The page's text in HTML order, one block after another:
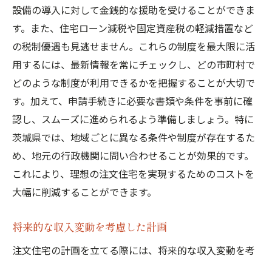
設備の導入に対して金銭的な援助を受けることができま
す。また、住宅ローン減税や固定資産税の軽減措置など
の税制優遇も見逃せません。これらの制度を最大限に活
用するには、最新情報を常にチェックし、どの市町村で
どのような制度が利用できるかを把握することが大切で
す。加えて、申請手続きに必要な書類や条件を事前に確
認し、スムーズに進められるよう準備しましょう。特に
茨城県では、地域ごとに異なる条件や制度が存在するた
め、地元の行政機関に問い合わせることが効果的です。
これにより、理想の注文住宅を実現するためのコストを
大幅に削減することができます。
将来的な収入変動を考慮した計画
注文住宅の計画を立てる際には、将来的な収入変動を考